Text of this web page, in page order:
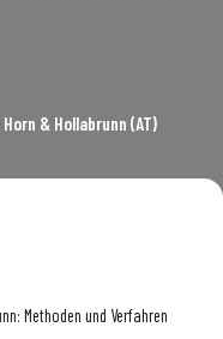
& Hollabrunn (AT)
Methoden und Verfahren